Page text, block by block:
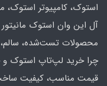
استوک، کامپیوتر
آل این وان استوک
محصولات تست‌شده،
چرا خرید لپ‌تاپ استوک
قیمت مناسب، کیفیت ساخت